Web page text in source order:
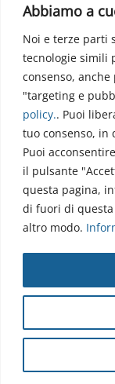
Abbiamo a
Noi e terze parti
tecnologie simili
consenso,
"targeting e
policy.. Puoi
tuo consenso, in
Puoi
il pulsante
questa pagina,
di fuori di
altro modo.
Via
86077 Pozzilli (IS)
☏ 0865/915407
Copyright ©
Webmail |Privacy
Cap. Soc. €
Fiscale